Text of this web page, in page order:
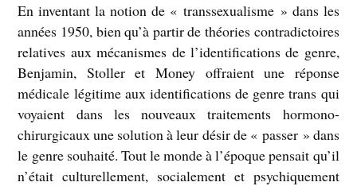
En inventant la notion de « transsexualisme » dans les
années 1950, bien qu’à partir de théories contradictoires
relatives aux mécanismes de l’identifications de genre,
Benjamin, Stoller et Money offraient une réponse
médicale légitime aux identifications de genre trans qui
voyaient dans les nouveaux traitements hormono-
chirurgicaux une solution à leur désir de « passer » dans
le genre souhaité. Tout le monde à l’époque pensait qu’il
n’était culturellement, socialement et psychiquement